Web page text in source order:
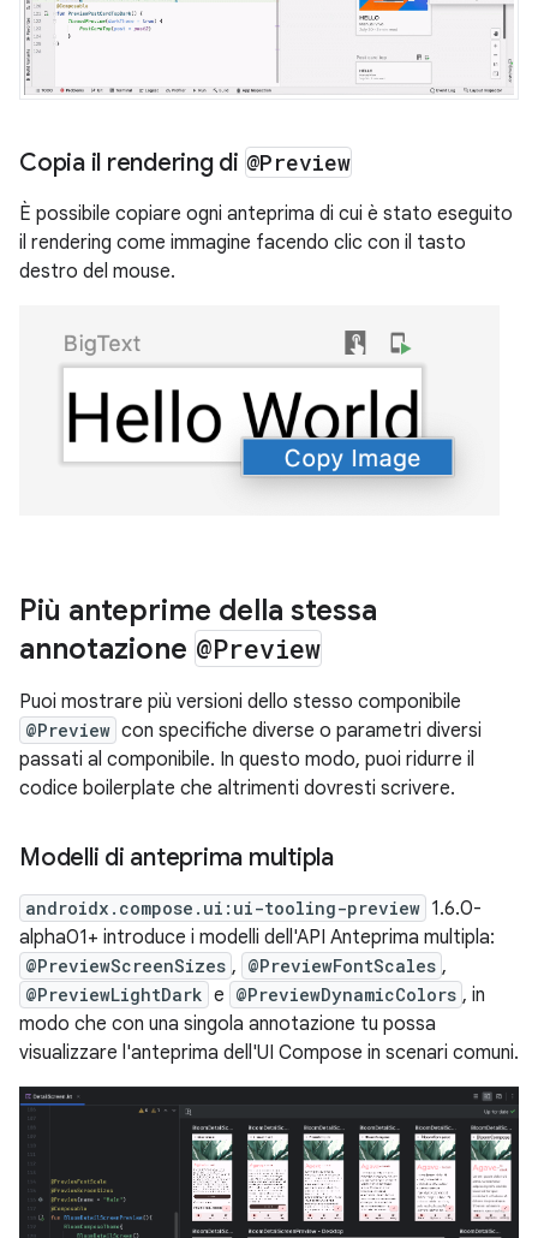
Copia il rendering di @Preview
È possibile copiare ogni anteprima di cui è stato eseguito
il rendering come immagine facendo clic con il tasto
destro del mouse.
Più anteprime della stessa
annotazione @Preview
Puoi mostrare più versioni dello stesso componibile
@Preview con specifiche diverse o parametri diversi
passati al componibile. In questo modo, puoi ridurre il
codice boilerplate che altrimenti dovresti scrivere.
Modelli di anteprima multipla
androidx.compose.ui:ui-tooling-preview 1.6.0-
alpha01+ introduce i modelli dell'API Anteprima multipla:
@PreviewScreenSizes , @PreviewFontScales ,
@PreviewLightDark e @PreviewDynamicColors , in
modo che con una singola annotazione tu possa
visualizzare l'anteprima dell'UI Compose in scenari comuni.